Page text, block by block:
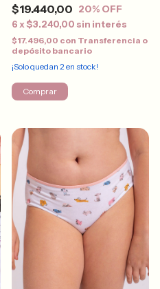
$19.440,00 20% OFF
6 x$3.240,00 sin interés
$17.496,00 con Transferencia o
depósito bancario
¡Solo quedan 2 en stock!
Comprar